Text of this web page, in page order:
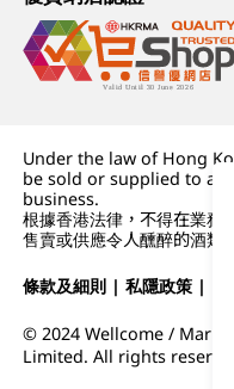
Under the law of Hong
be sold or supplied to a
business.
根據香港法律，不得在業務
售賣或供應令人醺醉的酒類
條款及細則 |私隱政策 |
© 2024 Wellcome /
Limited. All rights reserved.